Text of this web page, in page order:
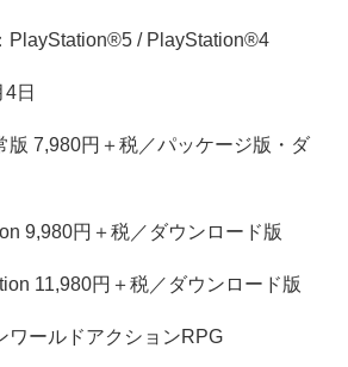
PlayStation®5 / PlayStation®4
日
版 7,980円＋税／パッケージ版・ダ
円＋税／ダウンロード版
円＋税／ダウンロード版
ワールドアクションRPG